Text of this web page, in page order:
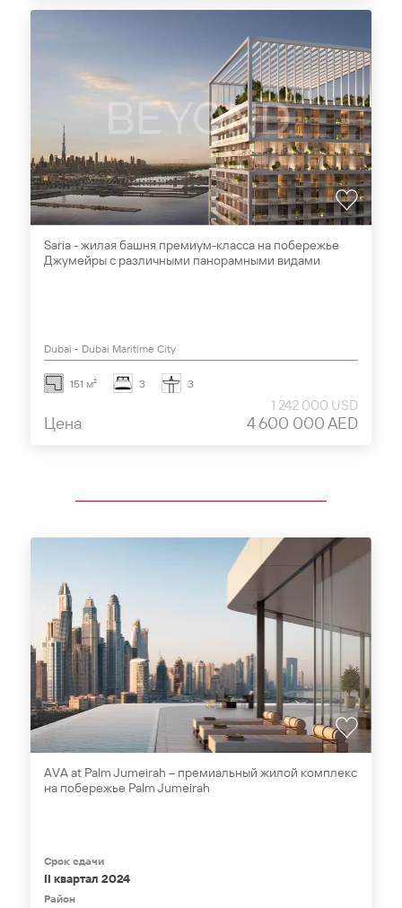
Saria - жилая башня премиум-класса на побережье
Джумейры с различными панорамными видами
Dubai - Dubai Maritime City
151 м² 3 3
Цена
1 242 000 USD
4 600 000 AED
AVA at Palm Jumeirah – премиальный жилой комплекс
на побережье Palm Jumeirah
Срок сдачи
II квартал 2024
Район